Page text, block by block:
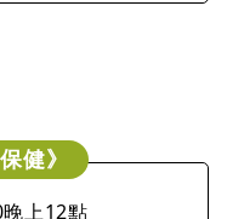
健》
上12點